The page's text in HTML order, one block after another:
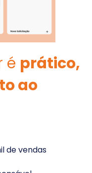
é prático,
ao
de vendas